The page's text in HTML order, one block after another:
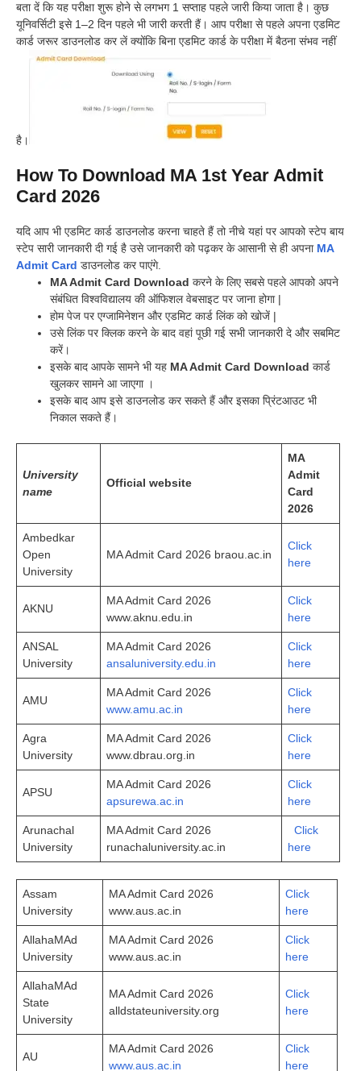
बता दें कि यह परीक्षा शुरू होने से लगभग 1 सप्ताह पहले जारी किया जाता है। कुछ
यूनिवर्सिटी इसे 1–2 दिन पहले भी जारी करती हैं। आप परीक्षा से पहले अपना एडमिट
कार्ड जरूर डाउनलोड कर लें क्योंकि बिना एडमिट कार्ड के परीक्षा में बैठना संभव नहीं
है।
How To Download MA 1st Year Admit
Card 2026
यदि आप भी एडमिट कार्ड डाउनलोड करना चाहते हैं तो नीचे यहां पर आपको स्टेप बाय
स्टेप सारी जानकारी दी गई है उसे जानकारी को पढ़कर के आसानी से ही अपना MA
Admit Card डाउनलोड कर पाएंगे.
MA Admit Card Download करने के लिए सबसे पहले आपको अपने
संबंधित विश्वविद्यालय की ऑफिशल वेबसाइट पर जाना होगा |
होम पेज पर एग्जामिनेशन और एडमिट कार्ड लिंक को खोजें |
उसे लिंक पर क्लिक करने के बाद वहां पूछी गई सभी जानकारी दे और सबमिट
करें।
इसके बाद आपके सामने भी यह MA Admit Card Download कार्ड
खुलकर सामने आ जाएगा ।
इसके बाद आप इसे डाउनलोड कर सकते हैं और इसका प्रिंटआउट भी
निकाल सकते हैं।
University
name
Official website
MA
Admit
Card
2026
Ambedkar
Open
University
MA Admit Card 2026 braou.ac.in
Click
here
AKNU
MA Admit Card 2026
www.aknu.edu.in
Click
here
ANSAL
University
MA Admit Card 2026
ansaluniversity.edu.in
Click
here
AMU
MA Admit Card 2026
www.amu.ac.in
Click
here
Agra
University
MA Admit Card 2026
www.dbrau.org.in
Click
here
APSU
MA Admit Card 2026
apsurewa.ac.in
Click
here
Arunachal
University
MA Admit Card 2026
runachaluniversity.ac.in
Click
here
Assam
University
MA Admit Card 2026
www.aus.ac.in
Cli­ck
here
AllahaMAd
University
MA Admit Card 2026
www.aus.ac.in
Click
here
AllahaMAd
State
University
MA Admit Card 2026
alldstateuniversity.org
Click
here
AU
MA Admit Card 2026
www.aus.ac.in
Click
here